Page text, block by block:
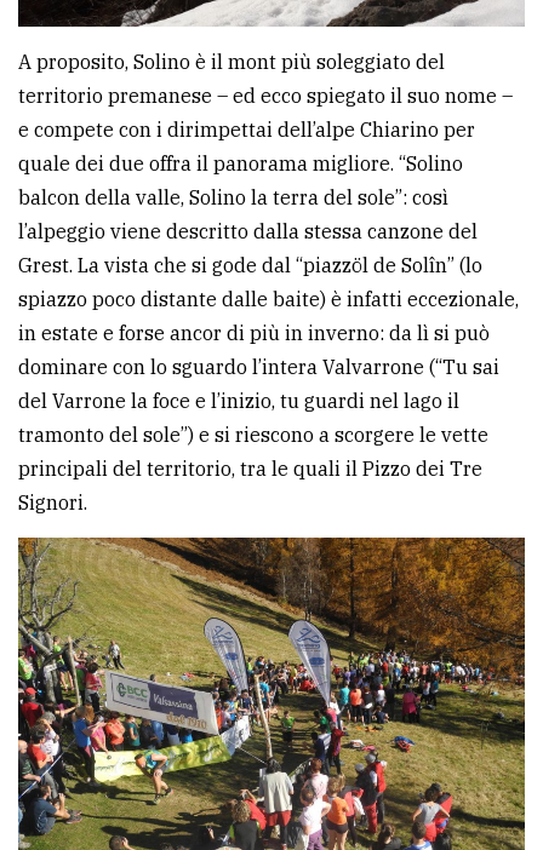
A proposito, Solino è il mont più soleggiato del
territorio premanese – ed ecco spiegato il suo nome –
e compete con i dirimpettai dell’alpe Chiarino per
quale dei due offra il panorama migliore. “Solino
balcon della valle, Solino la terra del sole”: così
l’alpeggio viene descritto dalla stessa canzone del
Grest. La vista che si gode dal “piazzöl de Solîn” (lo
spiazzo poco distante dalle baite) è infatti eccezionale,
in estate e forse ancor di più in inverno: da lì si può
dominare con lo sguardo l’intera Valvarrone (“Tu sai
del Varrone la foce e l’inizio, tu guardi nel lago il
tramonto del sole”) e si riescono a scorgere le vette
principali del territorio, tra le quali il Pizzo dei Tre
Signori.